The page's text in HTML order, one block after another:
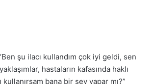
şu ilacı kullandım çok iyi geldi, sen
hastaların kafasında haklı
kullanırsam bana bir şey yapar mı?”